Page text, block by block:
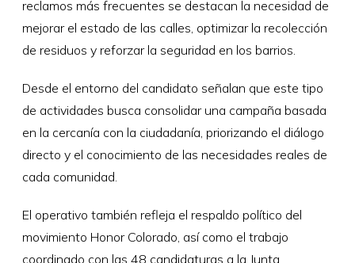
reclamos más frecuentes se destacan la necesidad de
mejorar el estado de las calles, optimizar la recolección
de residuos y reforzar la seguridad en los barrios.
Desde el entorno del candidato señalan que este tipo
de actividades busca consolidar una campaña basada
en la cercanía con la ciudadanía, priorizando el diálogo
directo y el conocimiento de las necesidades reales de
cada comunidad.
El operativo también refleja el respaldo político del
movimiento Honor Colorado, así como el trabajo
coordinado con las 48 candidaturas a la Junta